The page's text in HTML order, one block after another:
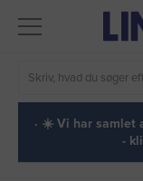
· ☀️ Vi har samlet
-